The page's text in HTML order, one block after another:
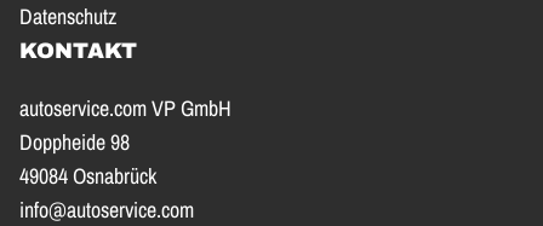
Datenschutz
KONTAKT
autoservice.com VP GmbH
Doppheide 98
49084 Osnabrück
info@autoservice.com